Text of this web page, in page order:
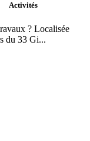
Activités
? Localisée
du 33 Gi...